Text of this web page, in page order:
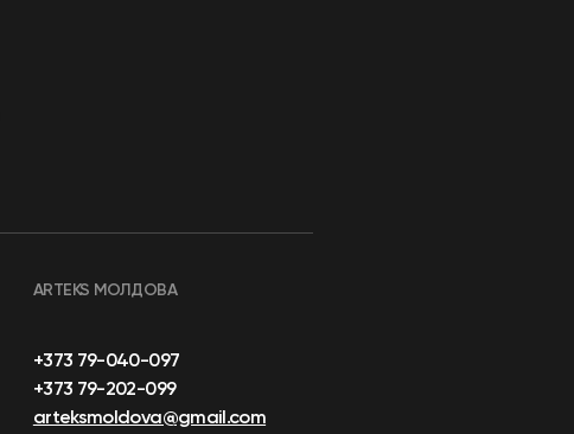
ARTEKS МОЛДОВА
+373 79-040-097
+373 79-202-099
arteksmoldova@gmail.com